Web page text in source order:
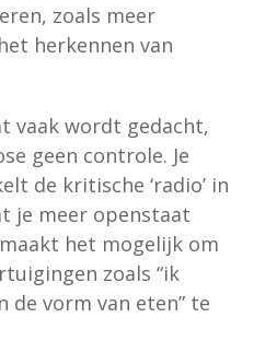
zoals meer
herkennen van
vaak wordt gedacht,
geen controle. Je
de kritische ‘radio’ in
je meer openstaat
het mogelijk om
zoals “ik
de vorm van eten” te